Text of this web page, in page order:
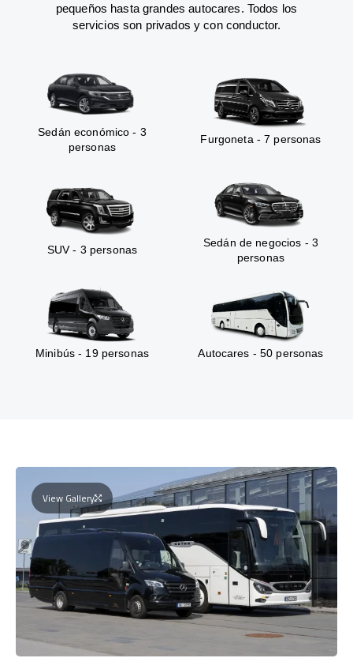
pequeños hasta grandes autocares. Todos los
servicios son privados y con conductor.
Sedán económico - 3
personas
Furgoneta - 7 personas
SUV - 3 personas
Sedán de negocios - 3
personas
Minibús - 19 personas Autocares - 50 personas
View Gallery